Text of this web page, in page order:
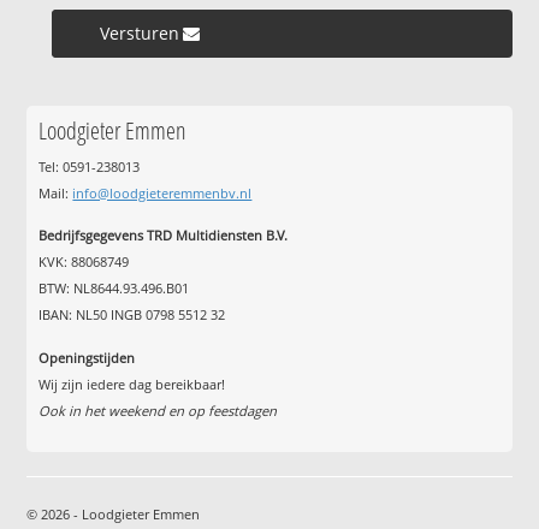
Versturen »
Loodgieter Emmen
Tel: 0591-238013
Mail: info@loodgieteremmenbv.nl
Bedrijfsgegevens TRD Multidiensten B.V.
KVK: 88068749
BTW: NL8644.93.496.B01
IBAN: NL50 INGB 0798 5512 32
Openingstijden
Wij zijn iedere dag bereikbaar!
Ook in het weekend en op feestdagen
© 2026 - Loodgieter Emmen